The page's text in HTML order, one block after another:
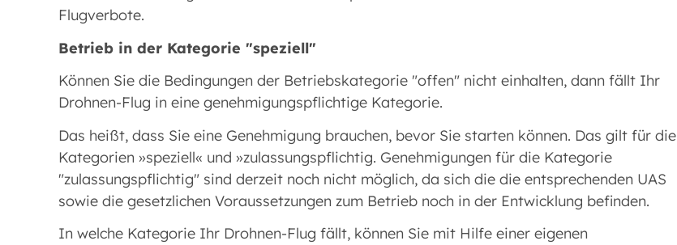
Flugverbote.
Betrieb in der Kategorie "speziell"
Können Sie die Bedingungen der Betriebskategorie "offen" nicht einhalten, dann fällt Ihr
Drohnen-Flug in eine genehmigungspflichtige Kategorie.
Das heißt, dass Sie eine Genehmigung brauchen, bevor Sie starten können. Das gilt für die
Kategorien »speziell« und »zulassungspflichtig. Genehmigungen für die Kategorie
"zulassungspflichtig" sind derzeit noch nicht möglich, da sich die die entsprechenden UAS
sowie die gesetzlichen Voraussetzungen zum Betrieb noch in der Entwicklung befinden.
In welche Kategorie Ihr Drohnen-Flug fällt, können Sie mit Hilfe einer eigenen